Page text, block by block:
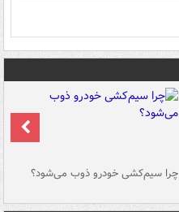
چرا سیم‌کشی خودرو ذوب می‌شود؟